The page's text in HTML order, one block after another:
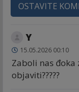
OSTAVITE
Y
15.05.2026 00:10
Zaboli nas
objaviti?????